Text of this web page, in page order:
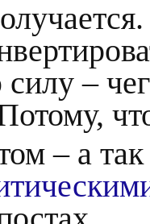
–
– а